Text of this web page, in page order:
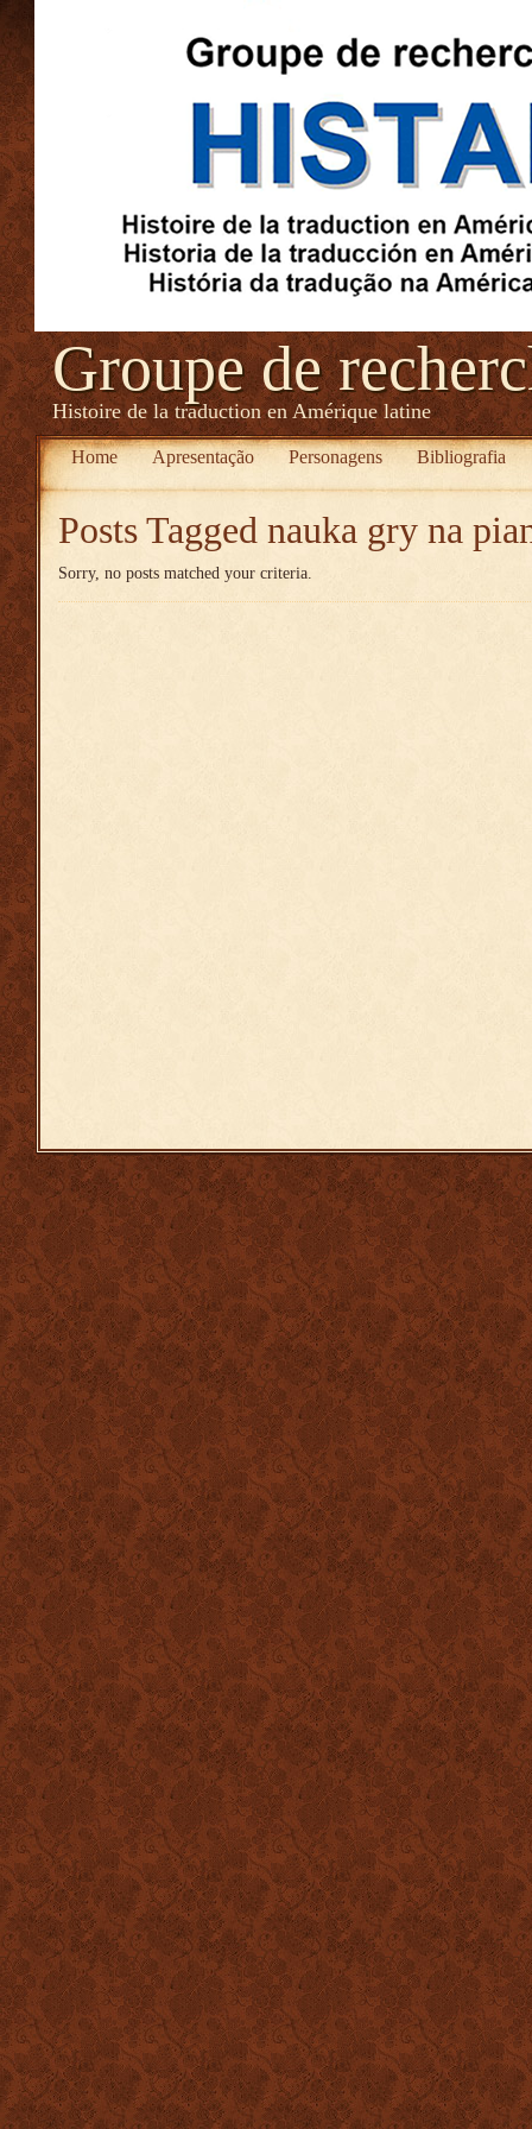
Groupe de
Histoire de la traduction en Amérique latine
Home Apresentação Personagens Bibliografia
Posts Tagged nauka gry na
Sorry, no posts matched your criteria.